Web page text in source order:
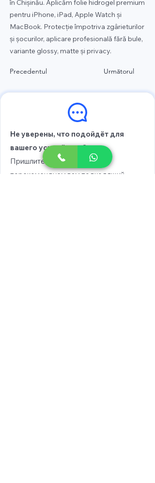
în Chișinău. Aplicăm folie hidrogel premium
pentru iPhone, iPad, Apple Watch și
MacBook. Protecție împotriva zgârieturilor
și șocurilor, aplicare profesională fără bule,
variante glossy, matte și privacy.
Precedentul Următorul
Не уверены, что подойдёт для
вашего устройства?
Пришлите модель, и мы
порекомендуем вам подходящий